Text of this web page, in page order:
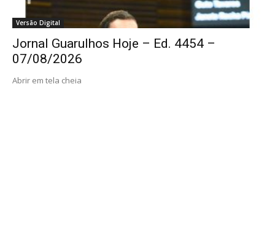
Versão Digital
Jornal Guarulhos Hoje – Ed. 4454 –
07/08/2026
Abrir em tela cheia